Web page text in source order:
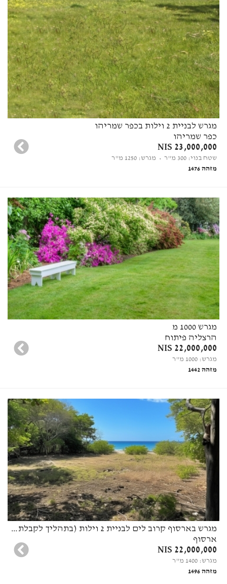
מגרש לבניית 2 וילות בכפר שמריהו
כפר שמריהו
23,000,000 NIS
שטח בנוי: 300 מ"ר
• מגרש: 1250 מ"ר
מזהה 1476
מגרש 1000 מ
הרצליה פיתוח
22,000,000 NIS
מגרש: 1000 מ"ר
מזהה 1442
מגרש בארסוף קרוב לים לבניית 2 וילות (בתהליך לקבלת היתר בניה)
ארסוף
22,000,000 NIS
מגרש: 1400 מ"ר
מזהה 1496